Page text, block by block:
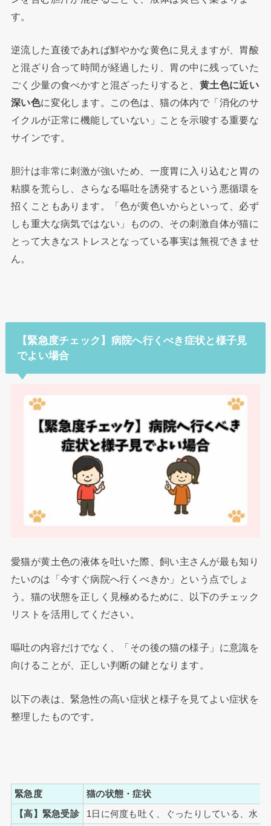
す。
逆流した直後であれば鮮やかな黄色に見えますが、胃酸
と混ざり合って時間が経過したり、胃の中に残っていた
ごく少量の食べかすと混ざったりすると、 黄土色に近い
深い色に変化します。この色は、猫の体内で「消化のサ
イクルが正常に機能していない」ことを示唆する重要な
サインです。
胆汁は非常に刺激が強いため、一度胃に入り込むと胃の
粘膜を荒らし、さらなる嘔吐を誘発するという悪循環を
招くこともあります。「色が黄色いからといって、必ず
しも重大な病気ではない」ものの、その刺激自体が猫に
とって大きなストレスとなっている事実は無視できませ
ん。
【緊急度チェック】病院へ行くべき症状と様子見
でよい場合
愛猫が黄土色の液体を吐いた際、飼い主さんが最も知り
たいのは「今すぐ病院へ行くべきか」という点でしょ
う。猫の状態を正しく見極めるために、以下のチェック
リストを活用してください。
嘔吐の内容だけでなく、「その後の猫の様子」に意識を
向けることが、正しい判断の鍵となります。
以下の表は、緊急性の高い症状と様子を見てよい症状を
整理したものです。
緊急度 猫の状態・症状
【高】緊急受診 1日に何度も吐く、ぐったりしている、水